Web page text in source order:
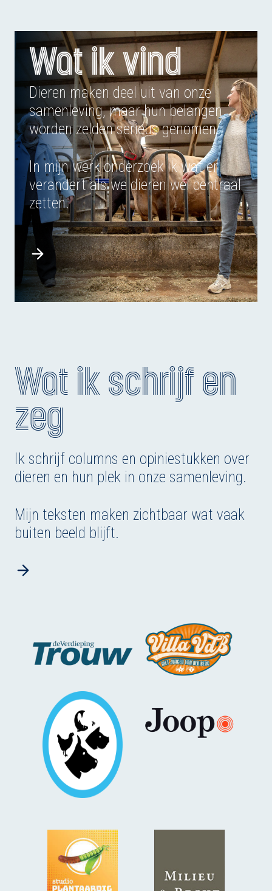
Wat ik vind
Dieren maken deel uit van onze
samenleving, maar hun belangen
worden zelden serieus genomen.
In mijn werk onderzoek ik wat er
verandert als we dieren wél centraal
zetten.
Wat ik schrijf en
zeg
Ik schrijf columns en opiniestukken over
dieren en hun plek in onze samenleving.
Mijn teksten maken zichtbaar wat vaak
buiten beeld blijft.